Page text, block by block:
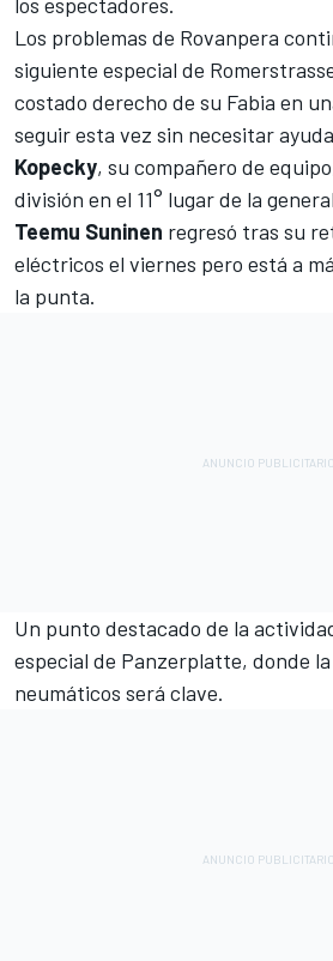
Los problemas de Rovanpera
siguiente especial de
costado derecho de su Fabia en
seguir esta vez sin necesitar
Kopecky, su compañero de
división en el 11° lugar de la
Teemu Suninen regresó tras su
eléctricos el viernes pero está a
la punta.
Un punto destacado de la
especial de Panzerplatte, donde
neumáticos será clave.